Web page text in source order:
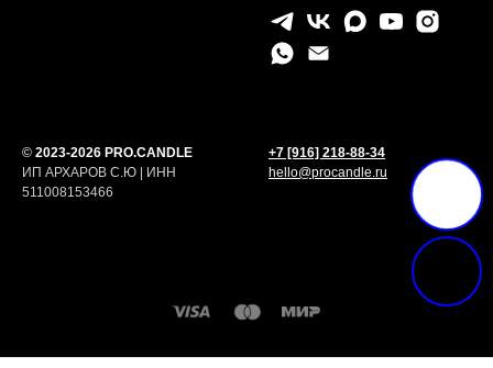
© 2023-2026 PRO.CANDLE
ИП АРХАРОВ С.Ю | ИНН
511008153466
+7 [916] 218-88-34
hello@procandle.ru